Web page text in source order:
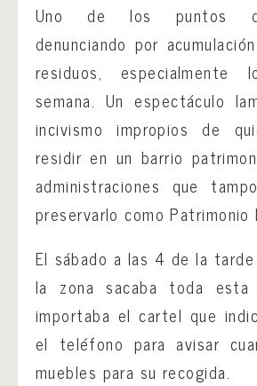
Uno de los puntos
denunciando por
residuos,
semana. Un espectáculo
incivismo impropios de
residir en un barrio
administraciones que
preservarlo como Patrimonio
El sábado a las 4 de la
la zona sacaba toda esta
importaba el cartel que
el teléfono para avisar
muebles para su recogida.